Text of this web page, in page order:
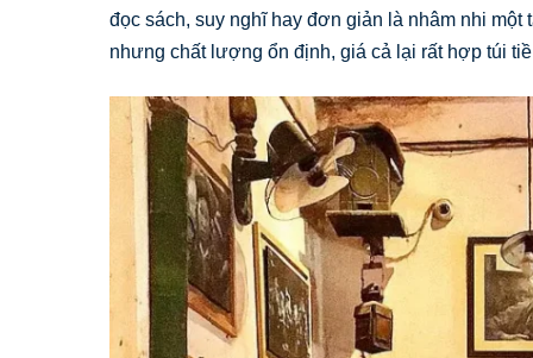
đọc sách, suy nghĩ hay đơn giản là nhâm nhi
nhưng chất lượng ổn định, giá cả lại rất hợp túi